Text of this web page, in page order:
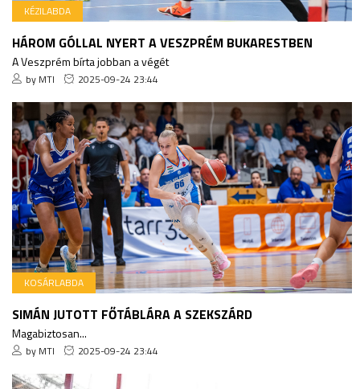
KÉZILABDA
HÁROM GÓLLAL NYERT A VESZPRÉM BUKARESTBEN
A Veszprém bírta jobban a végét
by MTI 2025-09-24 23:44
KOSÁRLABDA
SIMÁN JUTOTT FŐTÁBLÁRA A SZEKSZÁRD
Magabiztosan...
by MTI 2025-09-24 23:44